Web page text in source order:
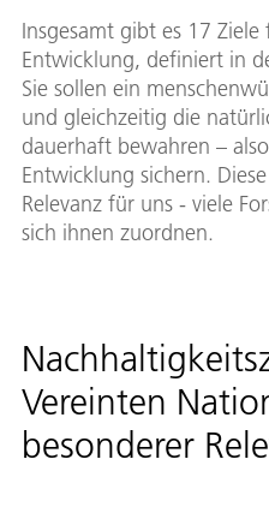
Insgesamt gibt es 17
Entwicklung, definiert in
Sie sollen ein
und gleichzeitig die
dauerhaft bewahren –
Entwicklung sichern.
Relevanz für uns - viele
sich ihnen zuordnen.
Vereinten
besonderer